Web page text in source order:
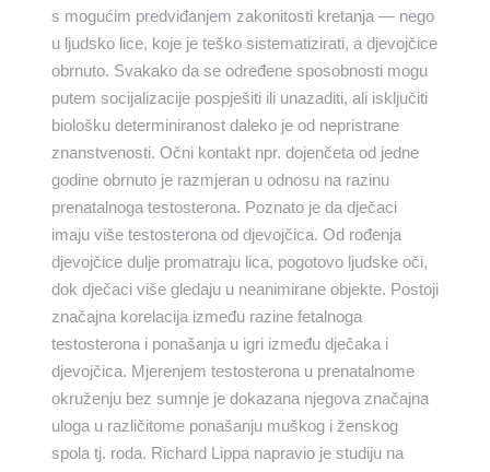
s mogućim predviđanjem zakonitosti kretanja — nego
u ljudsko lice, koje je teško sistematizirati, a djevojčice
obrnuto. Svakako da se određene sposobnosti mogu
putem socijalizacije pospješiti ili unazaditi, ali isključiti
biološku determiniranost daleko je od nepristrane
znanstvenosti. Očni kontakt npr. dojenčeta od jedne
godine obrnuto je razmjeran u odnosu na razinu
prenatalnoga testosterona. Poznato je da dječaci
imaju više testosterona od djevojčica. Od rođenja
djevojčice dulje promatraju lica, pogotovo ljudske oči,
dok dječaci više gledaju u neanimirane objekte. Postoji
značajna korelacija između razine fetalnoga
testosterona i ponašanja u igri između dječaka i
djevojčica. Mjerenjem testosterona u prenatalnome
okruženju bez sumnje je dokazana njegova značajna
uloga u različitome ponašanju muškog i ženskog
spola tj. roda. Richard Lippa napravio je studiju na